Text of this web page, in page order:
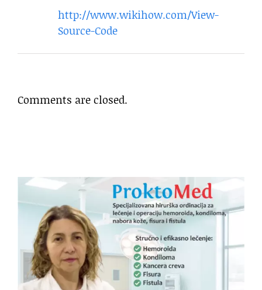
http://www.wikihow.com/View-
Source-Code
Comments are closed.